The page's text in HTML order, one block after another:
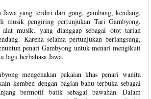
Jawa yang terdiri dari gong, gambang, kendang,
musik pengiring pertunjukan Tari Gambyong.
musik, yang dianggap sebagai otot tarian
Karena selama pertunjukan berlangsung,
penari Gambyong untuk menari mengikuti
lagu berbahasa Jawa.
mengenakan pakaian khas penari wanita
kemben dengan bagian bahu terbuka sebagai
bermotif batik sebagai bawahan. Dalam